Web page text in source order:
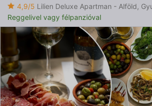
4,9/5 Lilien Deluxe Apartman - Alföld,
Reggelivel vagy félpanzióval